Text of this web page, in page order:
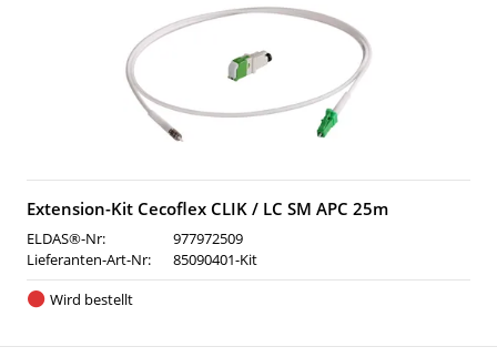
Extension-Kit Cecoflex CLIK / LC SM APC 25m
ELDAS®-Nr:
977972509
Lieferanten-Art-Nr:
85090401-Kit
Wird bestellt